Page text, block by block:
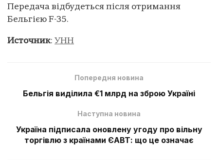
Передача відбудеться після отримання
Бельгією F-35.
Источник: УНН
Попередня новина
Бельгія виділила €1 млрд на зброю Україні
Наступна новина
Україна підписала оновлену угоду про вільну
торгівлю з країнами ЄАВТ: що це означає